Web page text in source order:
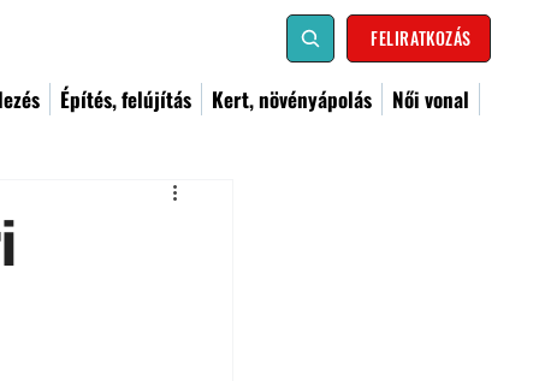
FELIRATKOZÁS
Építés, felújítás Kert, növényápolás Női vonal